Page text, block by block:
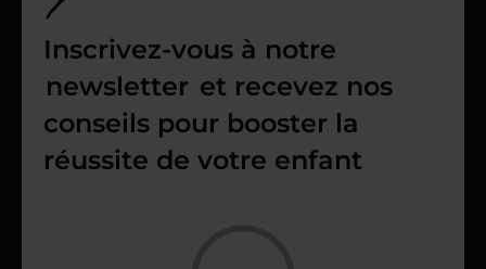
Inscrivez-vous à notre
newsletter et recevez nos
conseils pour booster la
réussite de votre enfant